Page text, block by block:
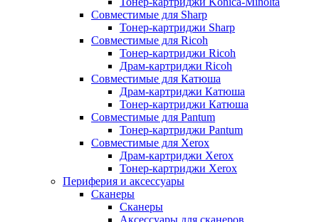
Совместимые для Sharp
Тонер-картриджи Sharp
Совместимые для Ricoh
Тонер-картриджи Ricoh
Драм-картриджи Ricoh
Совместимые для Катюша
Драм-картриджи Катюша
Тонер-картриджи Катюша
Совместимые для Pantum
Тонер-картриджи Pantum
Совместимые для Xerox
Драм-картриджи Xerox
Тонер-картриджи Xerox
Периферия и аксессуары
Сканеры
Сканеры
Аксессуары для сканеров